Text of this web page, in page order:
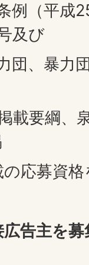
例（平成
及び
団、暴力
載要綱、
応募資
告主を